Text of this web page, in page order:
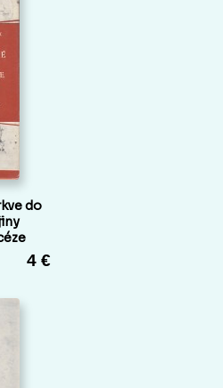
do
4 €